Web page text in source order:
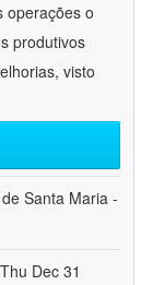
operações o
produtivos
visto
Santa Maria -
Dec 31